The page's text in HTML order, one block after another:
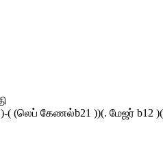
( (லெப் கேணல்b21 ))(. மேஜர்